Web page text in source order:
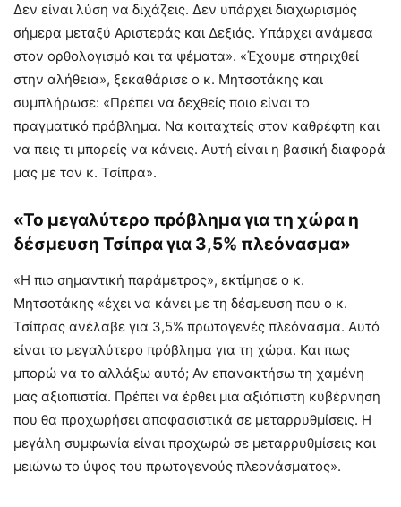
Δεν είναι λύση να διχάζεις. Δεν υπάρχει διαχωρισμός
σήμερα μεταξύ Αριστεράς και Δεξιάς. Υπάρχει ανάμεσα
στον ορθολογισμό και τα ψέματα». «Έχουμε στηριχθεί
στην αλήθεια», ξεκαθάρισε ο κ. Μητσοτάκης και
συμπλήρωσε: «Πρέπει να δεχθείς ποιο είναι το
πραγματικό πρόβλημα. Να κοιταχτείς στον καθρέφτη και
να πεις τι μπορείς να κάνεις. Αυτή είναι η βασική διαφορά
μας με τον κ. Τσίπρα».
«Το μεγαλύτερο πρόβλημα για τη χώρα η
δέσμευση Τσίπρα για 3,5% πλεόνασμα»
«Η πιο σημαντική παράμετρος», εκτίμησε ο κ.
Μητσοτάκης «έχει να κάνει με τη δέσμευση που ο κ.
Τσίπρας ανέλαβε για 3,5% πρωτογενές πλεόνασμα. Αυτό
είναι το μεγαλύτερο πρόβλημα για τη χώρα. Και πως
μπορώ να το αλλάξω αυτό; Αν επανακτήσω τη χαμένη
μας αξιοπιστία. Πρέπει να έρθει μια αξιόπιστη κυβέρνηση
που θα προχωρήσει αποφασιστικά σε μεταρρυθμίσεις. Η
μεγάλη συμφωνία είναι προχωρώ σε μεταρρυθμίσεις και
μειώνω το ύψος του πρωτογενούς πλεονάσματος».